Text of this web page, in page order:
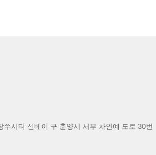
쑤시티 신베이 구 춘양시 서부 차안예 도로 30번